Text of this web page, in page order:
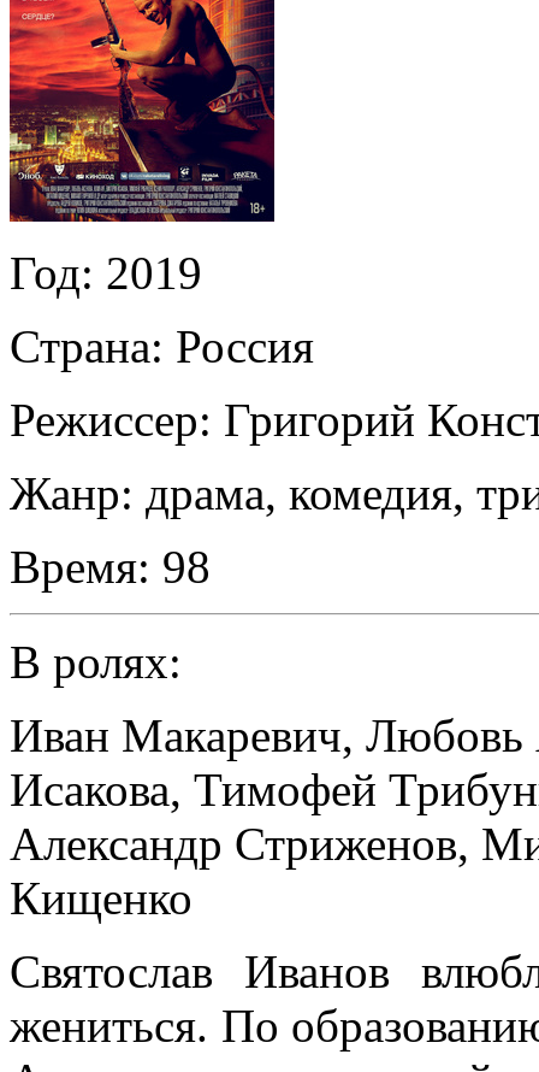
Год: 2019
Страна: Россия
Режиссер: Григорий
Жанр: драма, комедия,
Время: 98
В ролях:
Иван Макаревич, Любовь
Исакова, Тимофей
Александр Стриженов,
Кищенко
Святослав Иванов
жениться. По